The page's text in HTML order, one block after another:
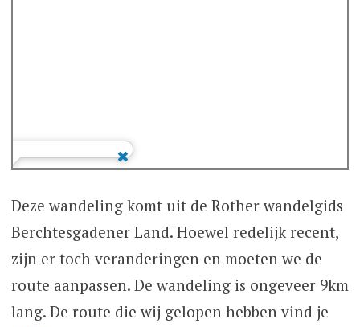
Deze wandeling komt uit de Rother wandelgids
Berchtesgadener Land. Hoewel redelijk recent,
zijn er toch veranderingen en moeten we de
route aanpassen. De wandeling is ongeveer 9km
lang. De route die wij gelopen hebben vind je